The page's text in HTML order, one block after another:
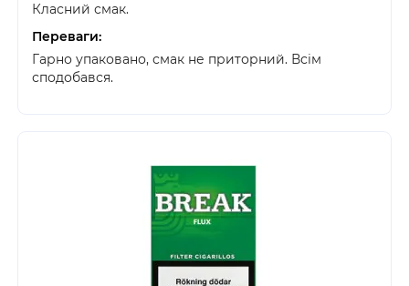
Класний смак.
Переваги:
Гарно упаковано, смак не приторний. Всім
сподобався.